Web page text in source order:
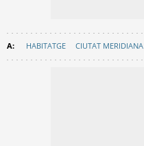
HABITATGE CIUTAT MERIDIANA